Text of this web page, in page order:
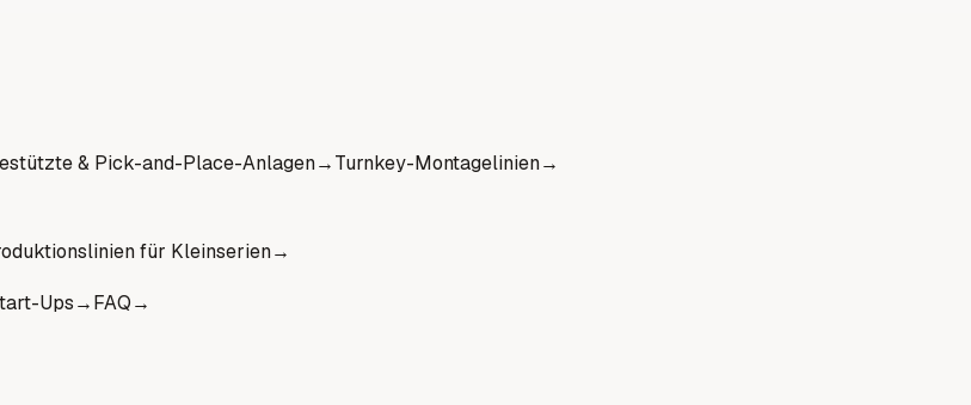
& Pick-and-Place-Anlagen→Turnkey-Montagelinien→
für Kleinserien→
Ups→FAQ→